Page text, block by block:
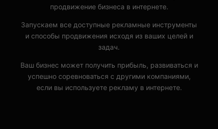
продвижение бизнеса в интернете.
Запускаем все доступные рекламные инструменты
и способы продвижения исходя из ваших целей и
задач.
Ваш бизнес может получить прибыль, развиваться и
успешно соревноваться с другими компаниями,
если вы используете рекламу в интернете.